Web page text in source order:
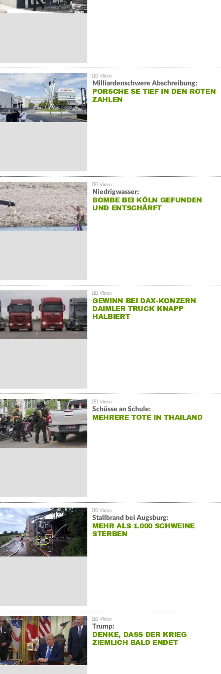
Milliardenschwere Abschreibung:
PORSCHE SE TIEF IN DEN ROTEN
ZAHLEN
Niedrigwasser:
BOMBE BEI KÖLN GEFUNDEN
UND ENTSCHÄRFT
GEWINN BEI DAX-KONZERN
DAIMLER TRUCK KNAPP
HALBIERT
Schüsse an Schule:
MEHRERE TOTE IN THAILAND
Stallbrand bei Augsburg:
MEHR ALS 1.000 SCHWEINE
STERBEN
Trump:
DENKE, DASS DER KRIEG
ZIEMLICH BALD ENDET